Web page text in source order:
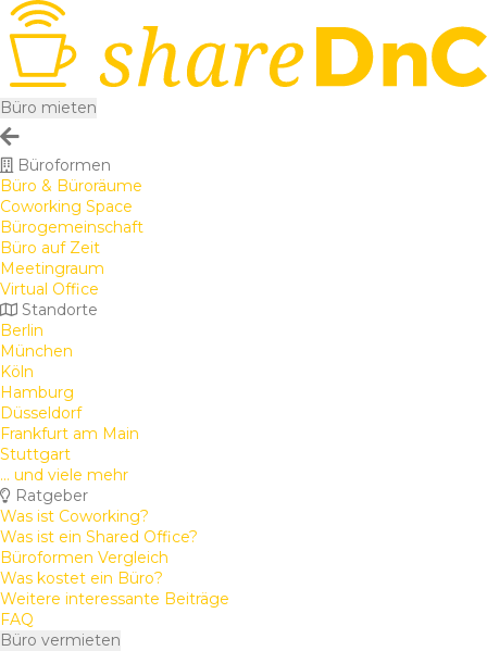
Büro mieten
Büroformen
Büro & Büroräume
Coworking Space
Bürogemeinschaft
Büro auf Zeit
Meetingraum
Virtual Office
Standorte
Berlin
München
Köln
Hamburg
Düsseldorf
Frankfurt am Main
Stuttgart
... und viele mehr
Ratgeber
Was ist Coworking?
Was ist ein Shared Office?
Büroformen Vergleich
Was kostet ein Büro?
Weitere interessante Beiträge
FAQ
Büro vermieten